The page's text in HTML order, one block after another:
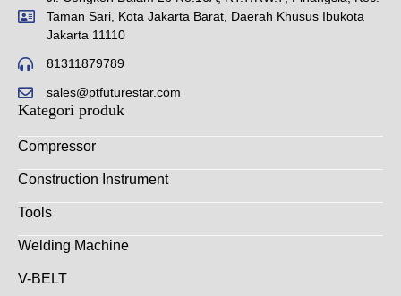
Taman Sari, Kota Jakarta Barat, Daerah Khusus Ibukota
Jakarta 11110
81311879789
sales@ptfuturestar.com
Kategori produk
Compressor
Construction Instrument
Tools
Welding Machine
V-BELT